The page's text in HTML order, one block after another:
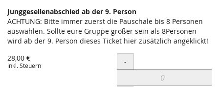
Junggesellenabschied ab der 9. Person
ACHTUNG: Bitte immer zuerst die Pauschale bis 8 Personen
auswählen. Sollte eure Gruppe größer sein als 8Personen
wird ab der 9. Person dieses Ticket hier zusätzlich angeklickt!
28,00 €
inkl. Steuern Menge
-